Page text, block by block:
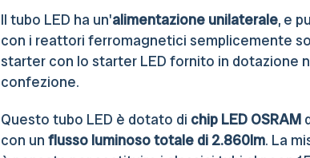
Il tubo LED ha un'alimentazione unilaterale, e
con i reattori ferromagnetici semplicemente
starter con lo starter LED fornito in dotazione
confezione.
Questo tubo LED è dotato di chip LED OSRAM
con un flusso luminoso totale di 2.860lm. La